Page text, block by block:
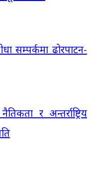
सम्पर्कमा ढोरपाटन-
र अन्तर्राष्ट्रिय